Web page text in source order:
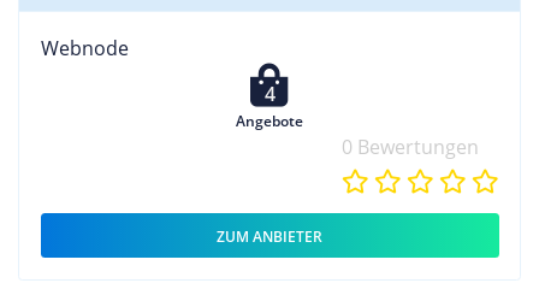
Webnode
4
Angebote
0 Bewertungen
ZUM ANBIETER